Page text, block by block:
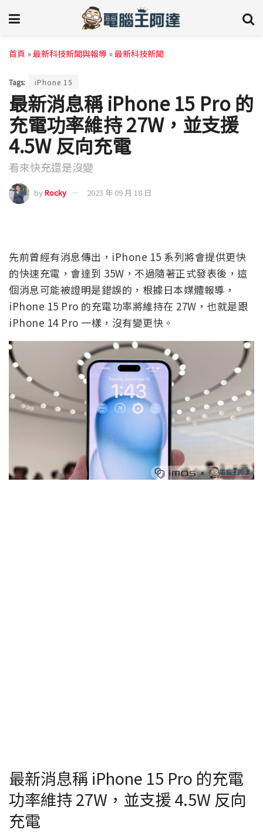
首頁 »最新科技新聞與報導 »最新科技新聞
Tags: iPhone 15
最新消息稱 iPhone 15 Pro 的
充電功率維持 27W，並支援
4.5W 反向充電
看來快充還是沒變
byRocky 2023 年 09 月 18 日
先前曾經有消息傳出，iPhone 15 系列將會提供更快
的快速充電，會達到 35W，不過隨著正式發表後，這
個消息可能被證明是錯誤的，根據日本媒體報導，
iPhone 15 Pro 的充電功率將維持在 27W，也就是跟
iPhone 14 Pro 一樣，沒有變更快。
最新消息稱 iPhone 15 Pro 的充電
功率維持 27W，並支援 4.5W 反向
充電